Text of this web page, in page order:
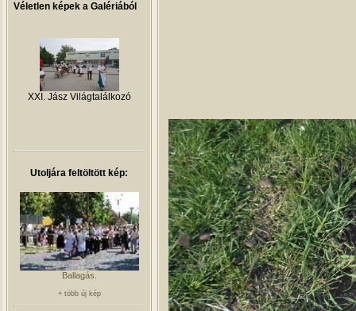
Véletlen képek a Galériából
XXI. Jász Világtalálkozó
Utoljára feltöltött kép:
Ballagás.
+ több új kép